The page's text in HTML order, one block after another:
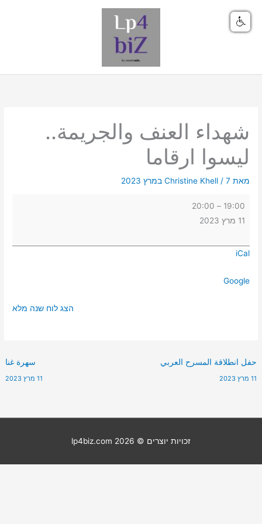
شهداء العنف والجريمة..
ليسوا ارقاما
מאת Christine Khell / 7 במרץ 2023
ليسوا
ارقاما
19:00
–
20:00
11 מרץ 2023
iCal
Google
הצג לוח שנה מלא
حفل انطلاقة المسرح العربي
11 מרץ 2023
سهرة غنا
11 מרץ 2023
זכויות יוצרים © 2026 lp4biz.com